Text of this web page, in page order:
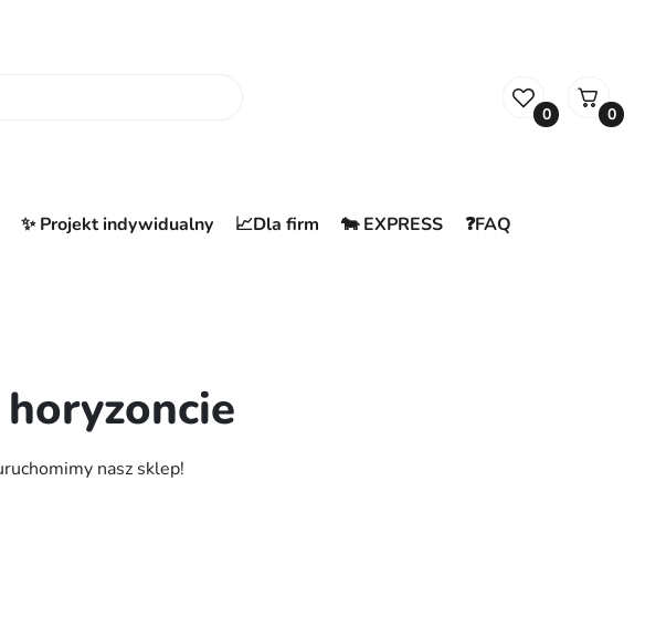
0 0
✨ Projekt indywidualny 📈Dla firm 🐄 EXPRESS ❓FAQ
nasz sklep!